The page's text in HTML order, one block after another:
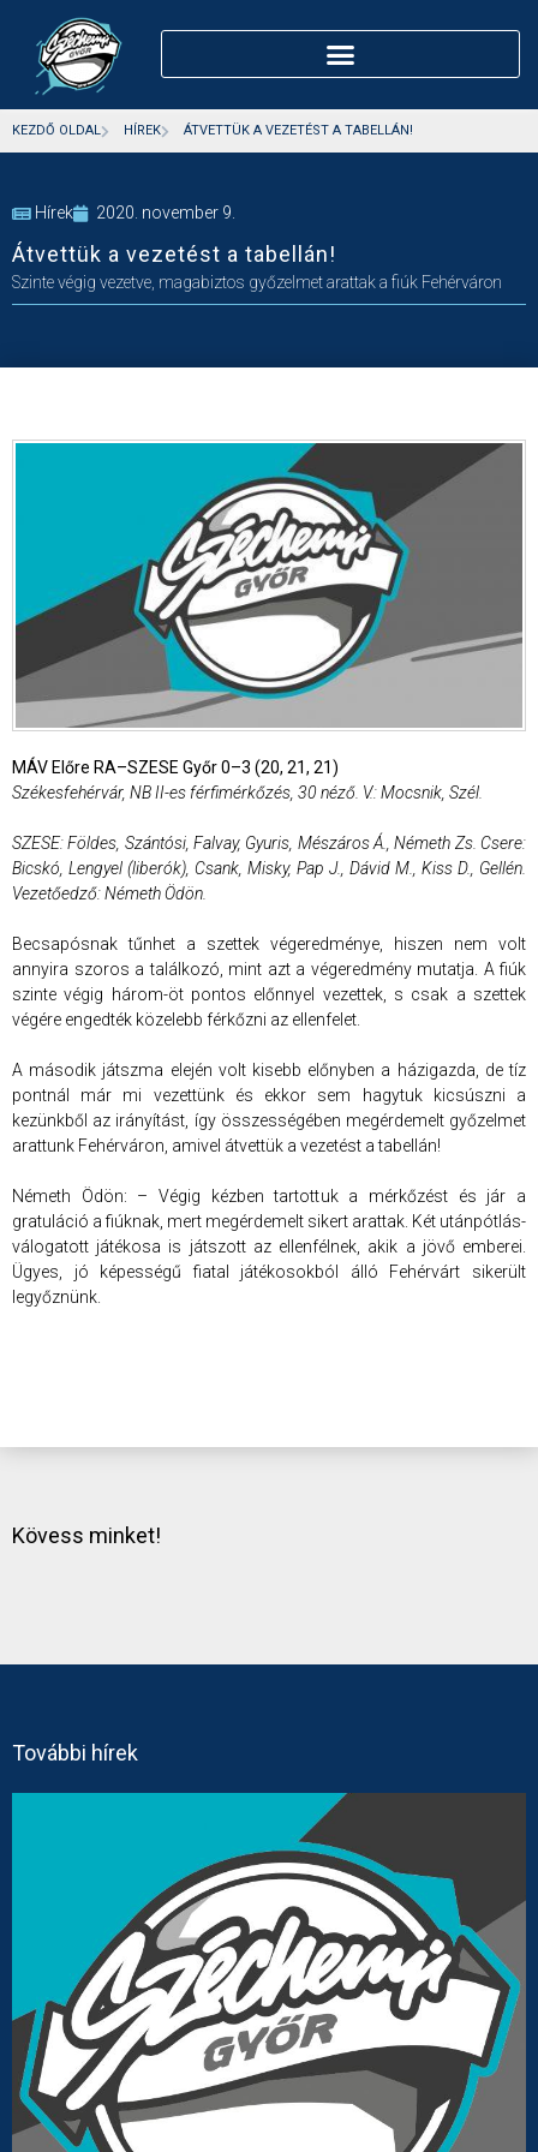
KEZDŐ OLDAL HÍREK ÁTVETTÜK A VEZETÉST A TABELLÁN!
Hírek 2020. november 9.
Átvettük a vezetést a tabellán!
Szinte végig vezetve, magabiztos győzelmet arattak a fiúk Fehérváron
MÁV Előre RA–SZESE Győr 0–3 (20, 21, 21)
Székesfehérvár, NB II-es férfimérkőzés, 30 néző. V.: Mocsnik, Szél.
SZESE: Földes, Szántósi, Falvay, Gyuris, Mészáros Á., Németh Zs. Csere:
Bicskó, Lengyel (liberók), Csank, Misky, Pap J., Dávid M., Kiss D., Gellén.
Vezetőedző: Németh Ödön.
Becsapósnak tűnhet a szettek végeredménye, hiszen nem volt
annyira szoros a találkozó, mint azt a végeredmény mutatja. A fiúk
szinte végig három-öt pontos előnnyel vezettek, s csak a szettek
végére engedték közelebb férkőzni az ellenfelet.
A második játszma elején volt kisebb előnyben a házigazda, de tíz
pontnál már mi vezettünk és ekkor sem hagytuk kicsúszni a
kezünkből az irányítást, így összességében megérdemelt győzelmet
arattunk Fehérváron, amivel átvettük a vezetést a tabellán!
Németh Ödön: – Végig kézben tartottuk a mérkőzést és jár a
gratuláció a fiúknak, mert megérdemelt sikert arattak. Két utánpótlás-
válogatott játékosa is játszott az ellenfélnek, akik a jövő emberei.
Ügyes, jó képességű fiatal játékosokból álló Fehérvárt sikerült
legyőznünk.
Kövess minket!
További hírek